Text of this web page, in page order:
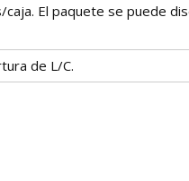
El paquete se puede
de L/C.